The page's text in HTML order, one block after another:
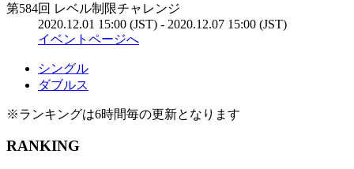
第584回 レベル制限チャレンジ
2020.12.01 15:00 (JST) - 2020.12.07 15:00 (JST)
イベントページへ
シングル
ダブルス
※ランキングは6時間毎の更新となります
RANKING